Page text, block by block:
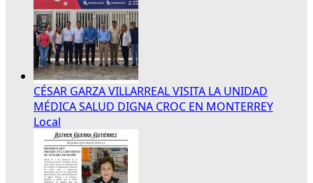
CÉSAR GARZA VILLARREAL VISITA LA UNIDAD
MÉDICA SALUD DIGNA CROC EN MONTERREY
Local